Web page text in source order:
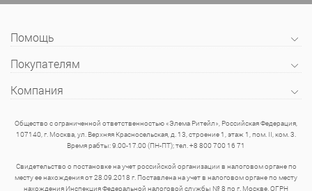
Помощь
Покупателям
Компания
Общество с ограниченной ответственностью «Элема Ритейл», Российская Федерация,
107140, г. Москва, ул. Верхняя Красносельская, д. 13, строение 1, этаж 1, пом. II, ком. 3.
Время рабты: 9.00-17.00 (ПН-ПТ); тел. +8 800 700 16 71
Свидетельство о постановке на учет российской организации в налоговом органе по
месту ее нахождения от 28.09.2018 г. Поставлена на учет в налоговом органе по месту
нахождения Инспекция Федеральной налоговой службы № 8 по г. Москве. ОГРН